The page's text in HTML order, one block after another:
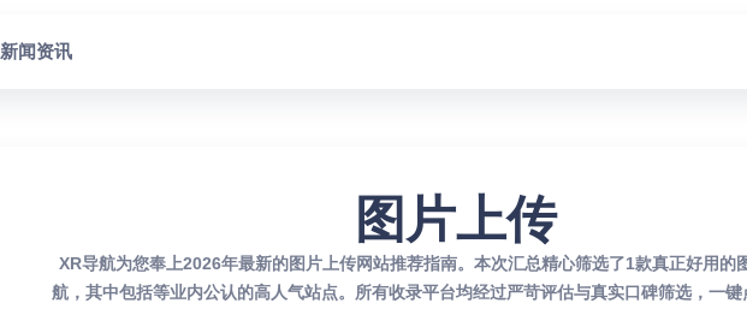
新闻资讯
图片上传
XR导航为您奉上2026年最新的图片上传网站推荐指南。本次汇总精心筛选了1款真正好用的
航，其中包括等业内公认的高人气站点。所有收录平台均经过严苛评估与真实口碑筛选，一